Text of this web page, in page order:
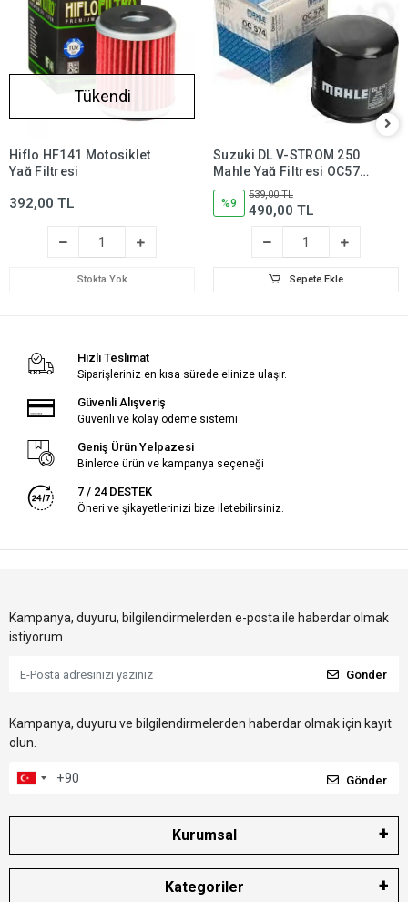
Tükendi
Hiflo HF141 Motosiklet
Yağ Filtresi
392,00 TL
Stokta Yok
Suzuki DL V-STROM 250
Mahle Yağ Filtresi OC574,
dl250,dlv250
%9
539,00 TL
490,00 TL
Sepete Ekle
Hızlı Teslimat
Siparişleriniz en kısa sürede elinize ulaşır.
Güvenli Alışveriş
Güvenli ve kolay ödeme sistemi
Geniş Ürün Yelpazesi
Binlerce ürün ve kampanya seçeneği
7 / 24 DESTEK
Öneri ve şikayetlerinizi bize iletebilirsiniz.
Kampanya, duyuru, bilgilendirmelerden e-posta ile haberdar olmak
istiyorum.
Gönder
Kampanya, duyuru ve bilgilendirmelerden haberdar olmak için kayıt
olun.
Gönder
Kurumsal
Kategoriler